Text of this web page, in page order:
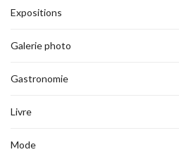
Expositions
Galerie photo
Gastronomie
Livre
Mode